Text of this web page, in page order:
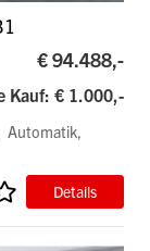
€ 94.488,-
Kauf: € 1.000,-
Automatik
Details